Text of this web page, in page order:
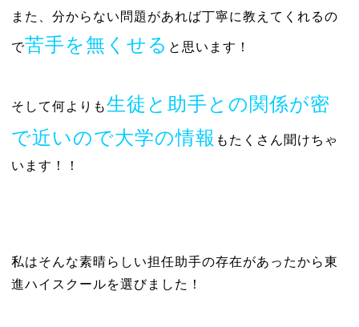
また、分からない問題があれば丁寧に教えてくれるの
で苦手を無くせる と思います！
そして何よりも生徒と助手との関係が密
で近いので大学の情報 もたくさん聞けちゃ
います！！
私はそんな素晴らしい担任助手の存在があったから東
進ハイスクールを選びました！